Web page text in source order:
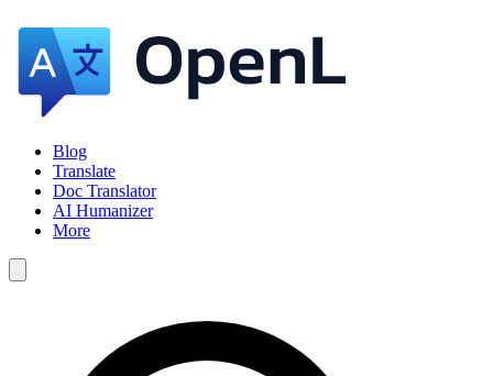
Blog
Translate
Doc Translator
AI Humanizer
More